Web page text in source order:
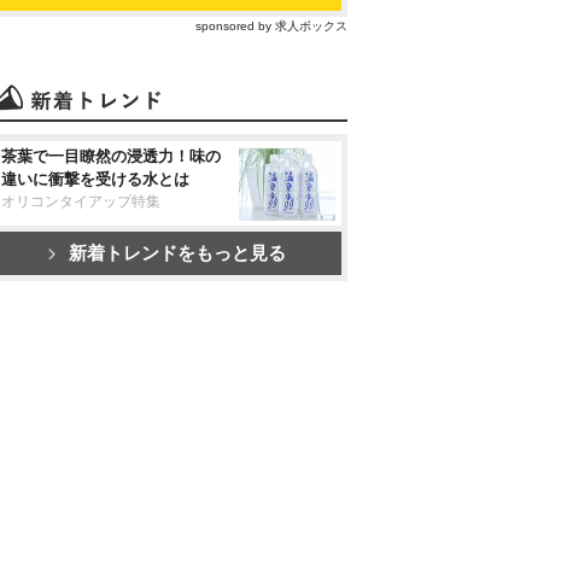
sponsored by 求人ボックス
茶葉で一目瞭然の浸透力！味の
違いに衝撃を受ける水とは
オリコンタイアップ特集
新着トレンドをもっと見る